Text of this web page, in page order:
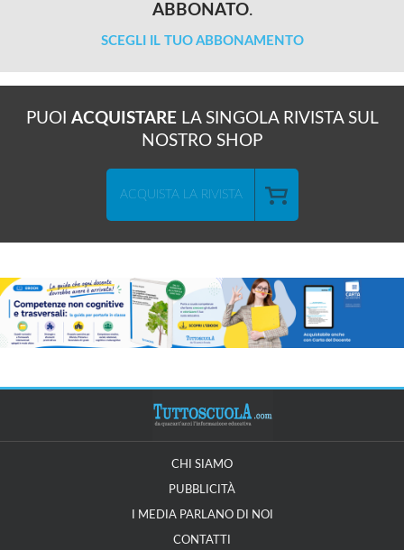
ABBONATO.
SCEGLI IL TUO ABBONAMENTO
PUOI ACQUISTARELA SINGOLA RIVISTA SUL
NOSTRO SHOP
ACQUISTA LA RIVISTA
CHI SIAMO
PUBBLICITÀ
I MEDIA PARLANO DI NOI
CONTATTI